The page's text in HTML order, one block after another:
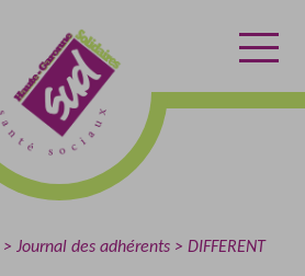
l'accueil
Journal des adhérents
DIFFERENT